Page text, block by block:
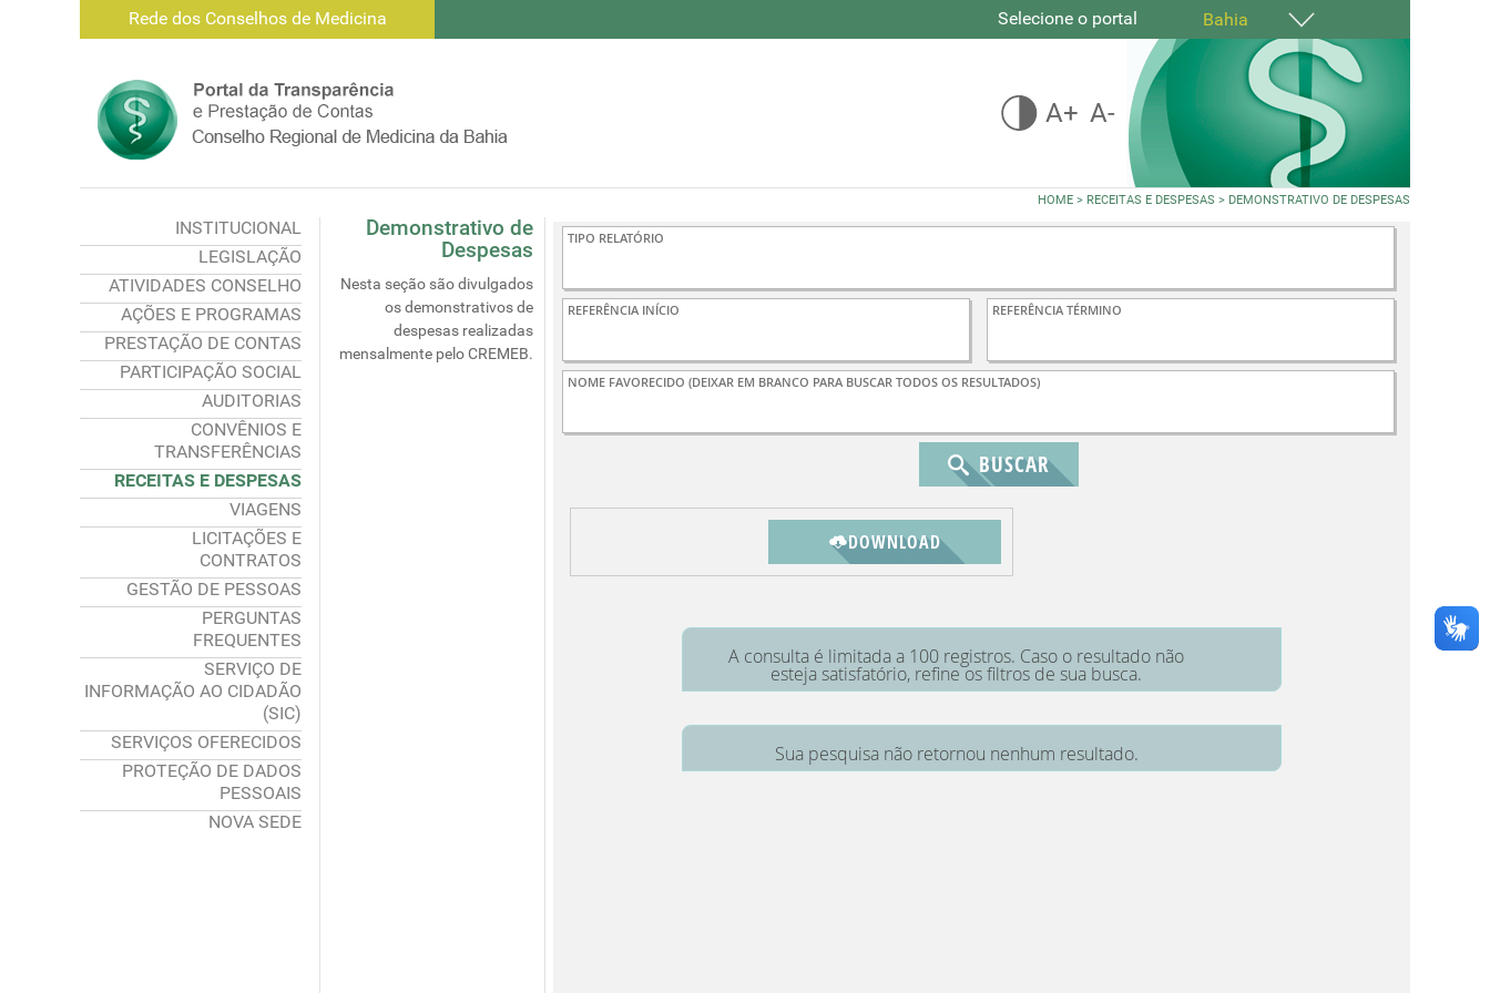
Rede dos Conselhos de Medicina Selecione o portal Bahia
A+ A-
HOME > RECEITAS E DESPESAS > DEMONSTRATIVO DE DESPESAS
INSTITUCIONAL
LEGISLAÇÃO
ATIVIDADES CONSELHO
AÇÕES E PROGRAMAS
PRESTAÇÃO DE CONTAS
PARTICIPAÇÃO SOCIAL
AUDITORIAS
CONVÊNIOS E
TRANSFERÊNCIAS
RECEITAS E DESPESAS
VIAGENS
LICITAÇÕES E
CONTRATOS
GESTÃO DE PESSOAS
PERGUNTAS
FREQUENTES
SERVIÇO DE
INFORMAÇÃO AO CIDADÃO
(SIC)
SERVIÇOS OFERECIDOS
PROTEÇÃO DE DADOS
PESSOAIS
NOVA SEDE
Demonstrativo de
Despesas
Nesta seção são divulgados
os demonstrativos de
despesas realizadas
mensalmente pelo CREMEB.